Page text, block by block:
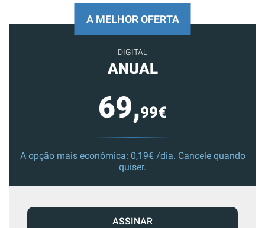
A MELHOR OFERTA
DIGITAL
ANUAL
69,99€
A opção mais económica: 0,19€ /dia. Cancele quando
quiser.
ASSINAR